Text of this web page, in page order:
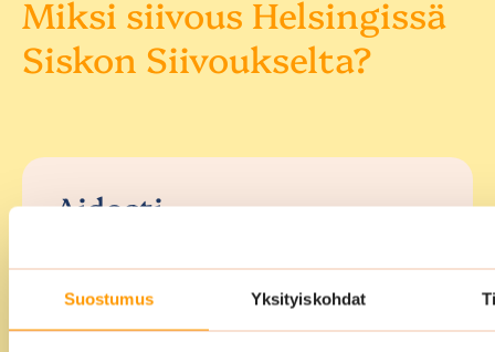
Suostumus Yksityiskohdat
Miksi siivous Helsingissä
Siskon Siivoukselta?
Aidosti
siivouspalvelu
Voitte ulkoistaa siivouksen meille täysin.
Laadimme yhdessä kanssanne